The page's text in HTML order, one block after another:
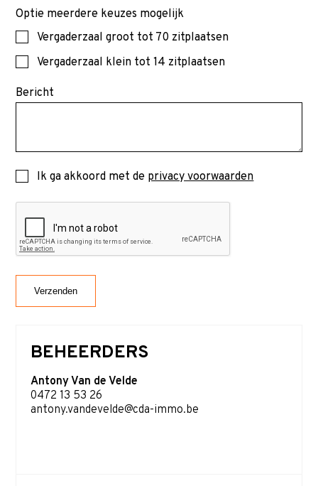
Optie meerdere keuzes mogelijk
Vergaderzaal groot tot 70 zitplaatsen
Vergaderzaal klein tot 14 zitplaatsen
Bericht
Ik ga akkoord met de privacy voorwaarden
BEHEERDERS
Antony Van de Velde
0472 13 53 26
antony.vandevelde@cda-immo.be